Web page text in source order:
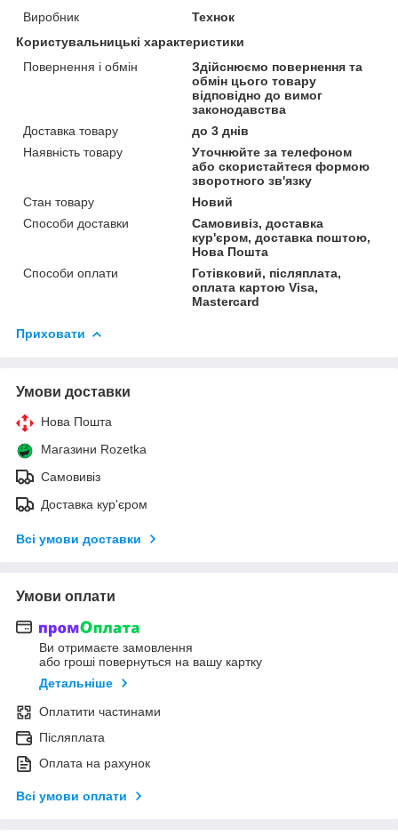
Виробник
Технок
Користувальницькі характеристики
Повернення і обмін
Здійснюємо повернення та
обмін цього товару
відповідно до вимог
законодавства
Доставка товару
до 3 днів
Наявність товару
Уточнюйте за телефоном
або скористайтеся формою
зворотного зв'язку
Стан товару
Новий
Способи доставки
Самовивіз, доставка
кур'єром, доставка поштою,
Нова Пошта
Способи оплати
Готівковий, післяплата,
оплата картою Visa,
Mastercard
Приховати
Умови доставки
Нова Пошта
Магазини Rozetka
Самовивіз
Доставка кур'єром
Всі умови доставки
Умови оплати
Ви отримаєте замовлення
або гроші повернуться на вашу картку
Детальніше
Оплатити частинами
Післяплата
Оплата на рахунок
Всі умови оплати